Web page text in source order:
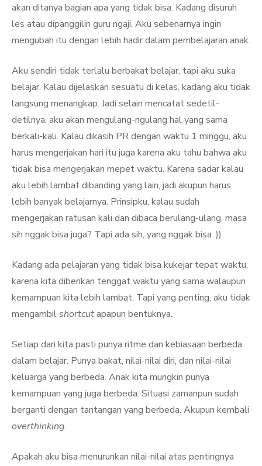
akan ditanya bagian apa yang tidak bisa. Kadang disuruh
les atau dipanggilin guru ngaji. Aku sebenarnya ingin
mengubah itu dengan lebih hadir dalam pembelajaran anak.
Aku sendiri tidak terlalu berbakat belajar, tapi aku suka
belajar. Kalau dijelaskan sesuatu di kelas, kadang aku tidak
langsung menangkap. Jadi selain mencatat sedetil-
detilnya, aku akan mengulang-ngulang hal yang sama
berkali-kali. Kalau dikasih PR dengan waktu 1 minggu, aku
harus mengerjakan hari itu juga karena aku tahu bahwa aku
tidak bisa mengerjakan mepet waktu. Karena sadar kalau
aku lebih lambat dibanding yang lain, jadi akupun harus
lebih banyak belajarnya. Prinsipku, kalau sudah
mengerjakan ratusan kali dan dibaca berulang-ulang, masa
sih nggak bisa juga? Tapi ada sih, yang nggak bisa :))
Kadang ada pelajaran yang tidak bisa kukejar tepat waktu,
karena kita diberikan tenggat waktu yang sama walaupun
kemampuan kita lebih lambat. Tapi yang penting, aku tidak
mengambilshortcutapapun bentuknya.
Setiap dari kita pasti punya ritme dan kebiasaan berbeda
dalam belajar. Punya bakat, nilai-nilai diri, dan nilai-nilai
keluarga yang berbeda. Anak kita mungkin punya
kemampuan yang juga berbeda. Situasi zamanpun sudah
berganti dengan tantangan yang berbeda. Akupun kembali
overthinking.
Apakah aku bisa menurunkan nilai-nilai atas pentingnya